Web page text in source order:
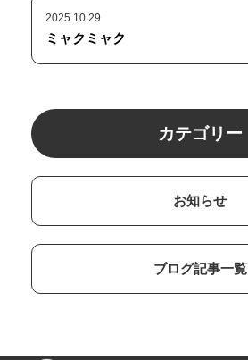
2025.10.29
ミャクミャク
カテゴリー
お知らせ
ブログ記事一覧